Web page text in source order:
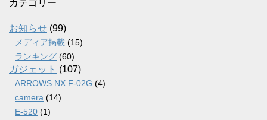
ブ
カテゴリー
お知らせ (99)
メディア掲載 (15)
ランキング (60)
ガジェット (107)
ARROWS NX F-02G (4)
camera (14)
E-520 (1)